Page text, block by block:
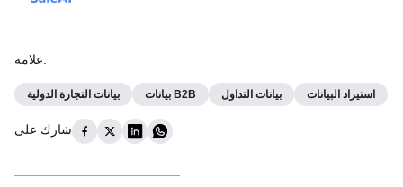
علامة:
بيانات التجارة الدولية بيانات B2B بيانات التداول استيراد البيانات
شارك على